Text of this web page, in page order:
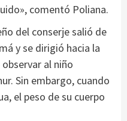
comentó Poliana.
del conserje salió de
y se dirigió hacia la
al niño
Sin embargo, cuando
el peso de su cuerpo